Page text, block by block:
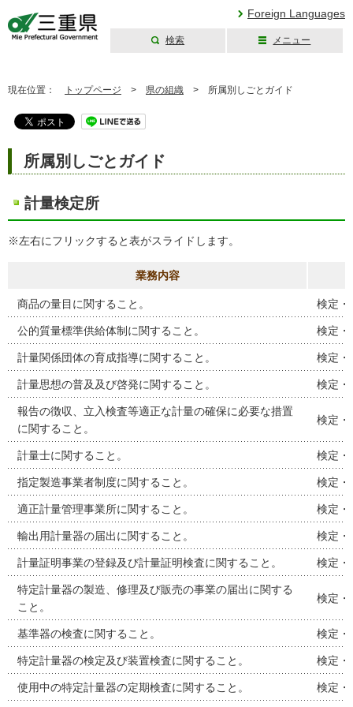
Foreign Languages
検索 メニュー
現在位置： トップページ > 県の組織 > 所属別しごとガイド
所属別しごとガイド
計量検定所
※左右にフリックすると表がスライドします。
業務内容
商品の量目に関すること。 検定・
公的質量標準供給体制に関すること。 検定・
計量関係団体の育成指導に関すること。 検定・
計量思想の普及及び啓発に関すること。 検定・
報告の徴収、立入検査等適正な計量の確保に必要な措置
に関すること。
検定・
計量士に関すること。 検定・
指定製造事業者制度に関すること。 検定・
適正計量管理事業所に関すること。 検定・
輸出用計量器の届出に関すること。 検定・
計量証明事業の登録及び計量証明検査に関すること。 検定・
特定計量器の製造、修理及び販売の事業の届出に関する
こと。
検定・
基準器の検査に関すること。 検定・
特定計量器の検定及び装置検査に関すること。 検定・
使用中の特定計量器の定期検査に関すること。 検定・